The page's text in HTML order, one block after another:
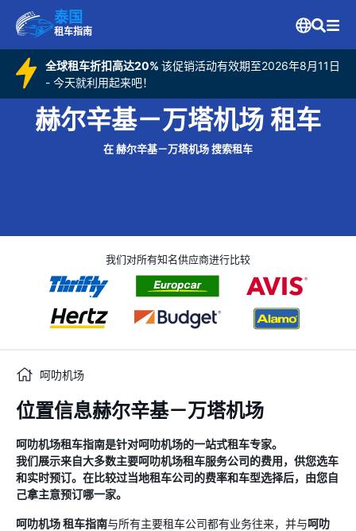
泰国
租车指南
全球租车折扣高达20% 该促销活动有效期至2026年8月11日
- 今天就利用起来吧！
赫尔辛基－万塔机场 租车
在 赫尔辛基－万塔机场 搜索租车
我们对所有知名供应商进行比较
呵叻机场
位置信息赫尔辛基－万塔机场
呵叻机场租车指南是针对呵叻机场的一站式租车专家。
我们展示来自大多数主要呵叻机场租车服务公司的费用，供您选车
和实时预订。在比较过当地租车公司的费率和车型选择后，由您自
己拿主意预订哪一家。
呵叻机场租车指南与所有主要租车公司都有业务往来，并与呵叻